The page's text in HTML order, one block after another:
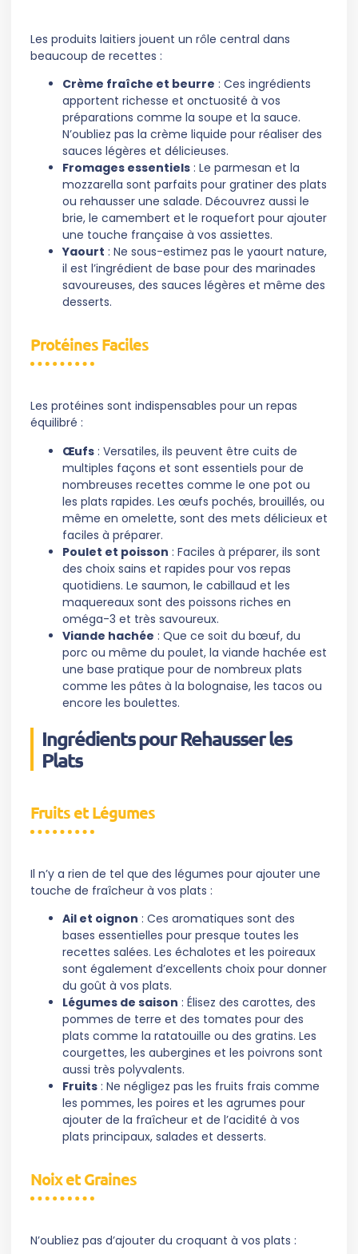
Les produits laitiers jouent un rôle central dans
beaucoup de recettes :
Crème fraîche et beurre : Ces ingrédients
apportent richesse et onctuosité à vos
préparations comme la soupe et la sauce.
N’oubliez pas la crème liquide pour réaliser des
sauces légères et délicieuses.
Fromages essentiels : Le parmesan et la
mozzarella sont parfaits pour gratiner des plats
ou rehausser une salade. Découvrez aussi le
brie, le camembert et le roquefort pour ajouter
une touche française à vos assiettes.
Yaourt : Ne sous-estimez pas le yaourt nature,
il est l’ingrédient de base pour des marinades
savoureuses, des sauces légères et même des
desserts.
Protéines Faciles
Les protéines sont indispensables pour un repas
équilibré :
Œufs : Versatiles, ils peuvent être cuits de
multiples façons et sont essentiels pour de
nombreuses recettes comme le one pot ou
les plats rapides. Les œufs pochés, brouillés, ou
même en omelette, sont des mets délicieux et
faciles à préparer.
Poulet et poisson : Faciles à préparer, ils sont
des choix sains et rapides pour vos repas
quotidiens. Le saumon, le cabillaud et les
maquereaux sont des poissons riches en
oméga-3 et très savoureux.
Viande hachée : Que ce soit du bœuf, du
porc ou même du poulet, la viande hachée est
une base pratique pour de nombreux plats
comme les pâtes à la bolognaise, les tacos ou
encore les boulettes.
Ingrédients pour Rehausser les
Plats
Fruits et Légumes
Il n’y a rien de tel que des légumes pour ajouter une
touche de fraîcheur à vos plats :
Ail et oignon : Ces aromatiques sont des
bases essentielles pour presque toutes les
recettes salées. Les échalotes et les poireaux
sont également d’excellents choix pour donner
du goût à vos plats.
Légumes de saison : Élisez des carottes, des
pommes de terre et des tomates pour des
plats comme la ratatouille ou des gratins. Les
courgettes, les aubergines et les poivrons sont
aussi très polyvalents.
Fruits : Ne négligez pas les fruits frais comme
les pommes, les poires et les agrumes pour
ajouter de la fraîcheur et de l’acidité à vos
plats principaux, salades et desserts.
Noix et Graines
N’oubliez pas d’ajouter du croquant à vos plats :